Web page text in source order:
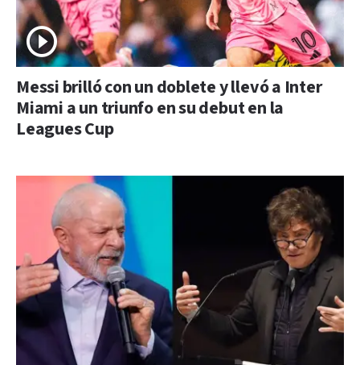
Messi brilló con un doblete y llevó a Inter
Miami a un triunfo en su debut en la
Leagues Cup